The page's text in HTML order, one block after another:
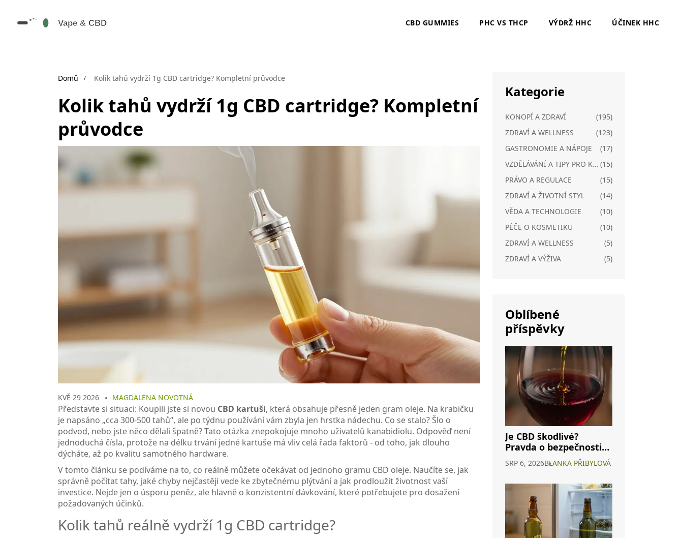
CBD GUMMIES PHC VS THCP VÝDRŽ HHC ÚČINEK HHC
Domů Kolik tahů vydrží 1g CBD cartridge? Kompletní průvodce
Kolik tahů vydrží 1g CBD cartridge? Kompletní
průvodce
KVĚ 29 2026 MAGDALENA NOVOTNÁ
Představte si situaci: Koupili jste si novou CBD kartuši, která obsahuje přesně jeden gram oleje. Na krabičku
je napsáno „cca 300-500 tahů“, ale po týdnu používání vám zbyla jen hrstka nádechu. Co se stalo? Šlo o
podvod, nebo jste něco dělali špatně?Tato otázka znepokojuje mnoho uživatelů kanabidiolu. Odpověď není
jednoduchá čísla, protože na délku trvání jedné kartuše má vliv celá řada faktorů - od toho, jak dlouho
dýcháte, až po kvalitu samotného hardware.
V tomto článku se podíváme na to, co reálně můžete očekávat od jednoho gramu CBD oleje. Naučíte se, jak
správně počítat tahy, jaké chyby nejčastěji vede ke zbytečnému plýtvání a jak prodloužit životnost vaší
investice. Nejde jen o úsporu peněz, ale hlavně o konzistentní dávkování, které potřebujete pro dosažení
požadovaných účinků.
Kolik tahů reálně vydrží 1g CBD cartridge?
Kategorie
KONOPÍ A ZDRAVÍ
(195)
ZDRAVÍ A WELLNESS
(123)
GASTRONOMIE A NÁPOJE
(17)
VZDĚLÁVÁNÍ A TIPY PRO KONOPÍ (15)
PRÁVO A REGULACE
(15)
ZDRAVÍ A ŽIVOTNÍ STYL
(14)
VĚDA A TECHNOLOGIE
(10)
PÉČE O KOSMETIKU
(10)
ZDRAVÍ A WELLNESS
(5)
ZDRAVÍ A VÝŽIVA
(5)
Oblíbené
příspěvky
Je CBD škodlivé?
Pravda o bezpečnosti
konopného vína a
interakcích s
SRP 6, 2026BLANKA PŘIBYLOVÁ